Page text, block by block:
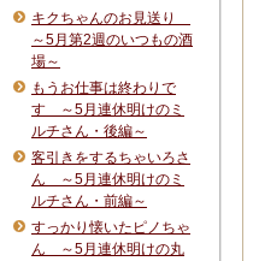
キクちゃんのお見送り
～5月第2週のいつもの酒
場～
もうお仕事は終わりで
す ～5月連休明けのミ
ルチさん・後編～
客引きをするちゃいろさ
ん ～5月連休明けのミ
ルチさん・前編～
すっかり懐いたピノちゃ
ん ～5月連休明けの丸